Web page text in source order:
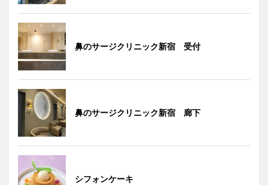
鼻のサージクリニック新宿 受付
鼻のサージクリニック新宿 廊下
シフォンケーキ